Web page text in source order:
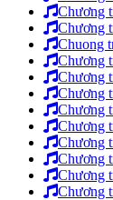
Chương
Chương
Chuong
Chương
Chương
Chương
Chương
Chương
Chương
Chương
Chương
Chương